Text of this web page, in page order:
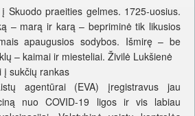
Skuodo praeities gelmes. 1725-uosius.
– marą ir karą – bepriminė tik likusios
apaugusios sodybos. Išmirę – be
– kaimai ir miesteliai. Živilė Lukšienė
į sukčių rankas
agentūrai (EVA) įregistravus jau
nuo COVID-19 ligos ir vis labiau